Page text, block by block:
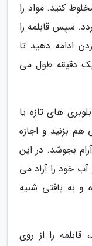
کنید. مواد را
سپس قابلمه را
ادامه دهید تا
یک دقیقه طول می
های تازه یا
هم بزنید و اجازه
بجوشد. در این
خود را آزاد می
و به بافتی شبیه
را از روی